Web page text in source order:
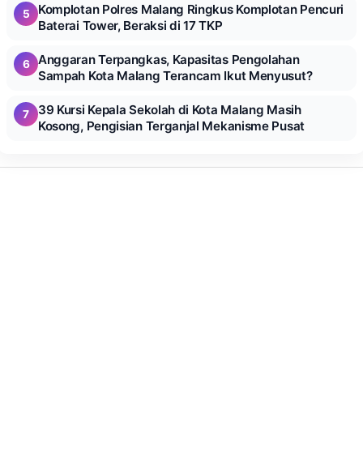
5
Komplotan Polres Malang Ringkus Komplotan Pencuri
Baterai Tower, Beraksi di 17 TKP
6
Anggaran Terpangkas, Kapasitas Pengolahan
Sampah Kota Malang Terancam Ikut Menyusut?
7
39 Kursi Kepala Sekolah di Kota Malang Masih
Kosong, Pengisian Terganjal Mekanisme Pusat